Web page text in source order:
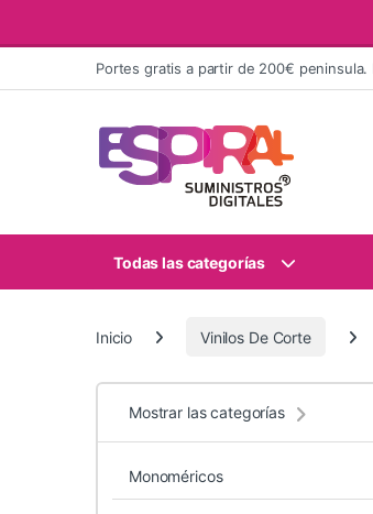
Ir al contenidoPortes gratis a partir de 200€ peninsula.
Todas las categorías
Inicio Vinilos De Corte
Mostrar las categorías
Monoméricos